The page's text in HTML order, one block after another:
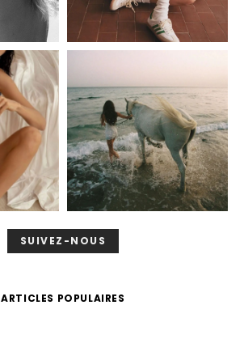
SUIVEZ-NOUS
ARTICLES POPULAIRES